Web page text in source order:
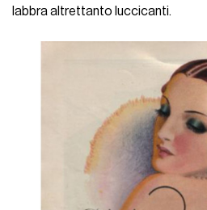
labbra altrettanto luccicanti.